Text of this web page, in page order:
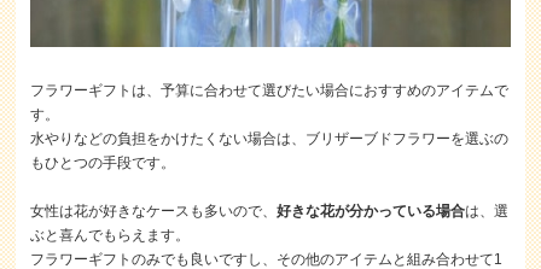
フラワーギフトは、予算に合わせて選びたい場合におすすめのアイテムで
す。
水やりなどの負担をかけたくない場合は、ブリザーブドフラワーを選ぶの
もひとつの手段です。
女性は花が好きなケースも多いので、好きな花が分かっている場合は、選
ぶと喜んでもらえます。
フラワーギフトのみでも良いですし、その他のアイテムと組み合わせて1